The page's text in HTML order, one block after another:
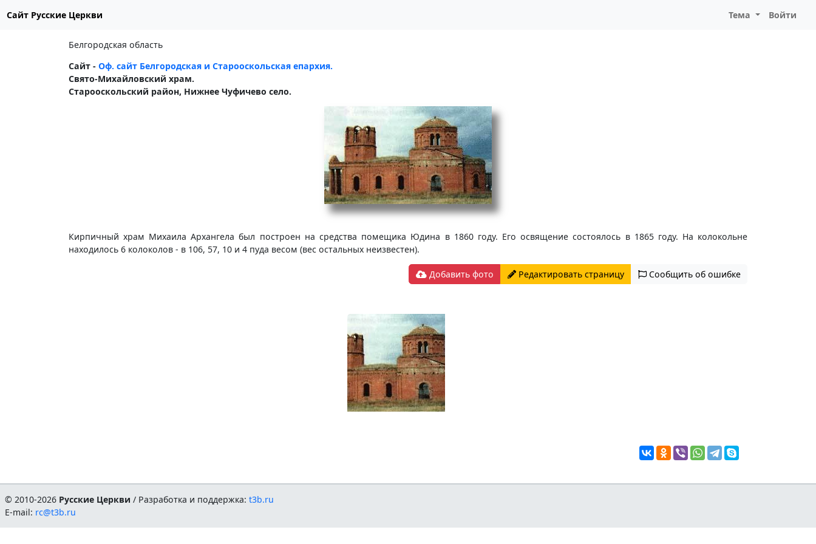
Сайт Русские Церкви Тема Войти
Белгородская область
Сайт - Оф. сайт Белгородская и Старооскольская епархия.
Свято-Михайловский храм.
Старооскольский район, Нижнее Чуфичево село.
Кирпичный храм Михаила Архангела был построен на средства помещика Юдина в 1860 году. Его освящение состоялось в 1865 году. На колокольне
находилось 6 колоколов - в 106, 57, 10 и 4 пуда весом (вес остальных неизвестен).
Добавить фото Редактировать страницу Сообщить об ошибке
© 2010-2026 Русские Церкви / Разработка и поддержка:t3b.ru
E-mail: rc@t3b.ru